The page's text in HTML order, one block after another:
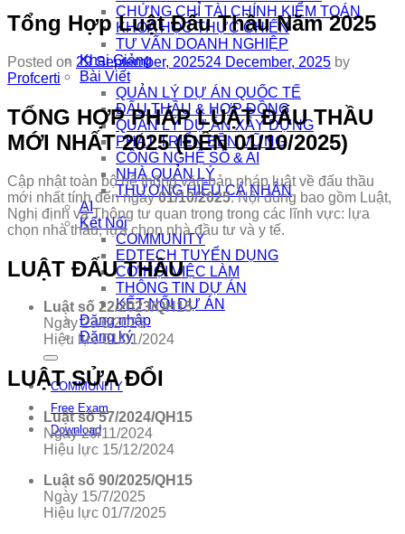
CHỨNG CHỈ TÀI CHÍNH KIỂM TOÁN
KHÓA HỌC THỰC CHIẾN
TƯ VẤN DOANH NGHIỆP
Khai Giảng
Bài Viết
QUẢN LÝ DỰ ÁN QUỐC TẾ
ĐẤU THẦU & HỢP ĐỒNG
QUẢN LÝ DỰ ÁN XÂY DỰNG
PHÁT TRIỂN BỀN VỮNG
CÔNG NGHỆ SỐ & AI
NHÀ QUẢN LÝ
THƯƠNG HIỆU CÁ NHÂN
AI
Kết Nối
COMMUNITY
EDTECH TUYỂN DỤNG
CƠ HỘI VIỆC LÀM
THÔNG TIN DỰ ÁN
KẾT NỐI DỰ ÁN
Đăng nhập
Đăng ký
COMMUNITY
Free Exam
Download
Tổng Hợp Luật Đấu Thầu Năm 2025
Posted on 29 September, 202524 December, 2025 by
Profcerti
TỔNG HỢP PHÁP LUẬT ĐẤU THẦU
MỚI NHẤT 2025 (ĐẾN 01/10/2025)
Cập nhật toàn bộ hệ thống văn bản pháp luật về đấu thầu
mới nhất tính đến ngày01/10/2025. Nội dung bao gồm Luật,
Nghị định và Thông tư quan trọng trong các lĩnh vực: lựa
chọn nhà thầu, lựa chọn nhà đầu tư và y tế.
LUẬT ĐẤU THẦU
Luật số 22/2023/QH15
Ngày 23/6/2023
Hiệu lực 01/01/2024
LUẬT SỬA ĐỔI
Luật số 57/2024/QH15
Ngày 29/11/2024
Hiệu lực 15/12/2024
Luật số 90/2025/QH15
Ngày 15/7/2025
Hiệu lực 01/7/2025